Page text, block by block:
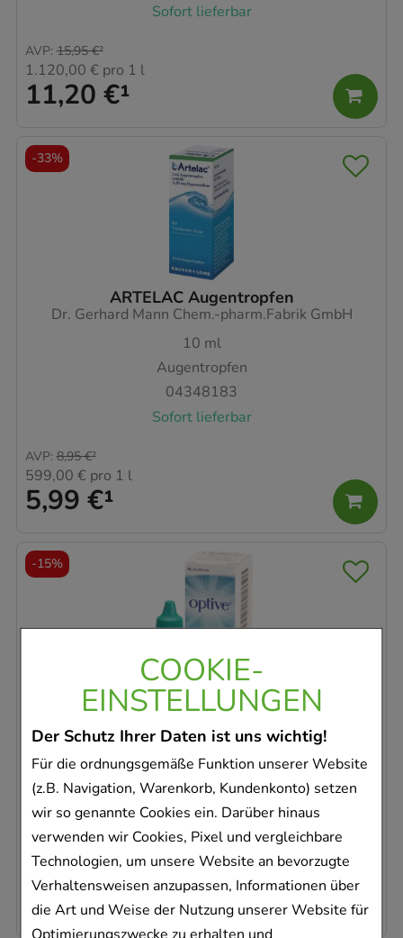
COOKIE-
EINSTELLUNGEN
Der Schutz Ihrer Daten ist uns wichtig!
Für die ordnungsgemäße Funktion unserer Website
(z.B. Navigation, Warenkorb, Kundenkonto) setzen
wir so genannte Cookies ein. Darüber hinaus
verwenden wir Cookies, Pixel und vergleichbare
Technologien, um unsere Website an bevorzugte
Verhaltensweisen anzupassen, Informationen über
die Art und Weise der Nutzung unserer Website für
Sofort lieferbar
11,20 €¹
AVP: 15,95 €²
1.120,00 € pro 1 l
ARTELAC Augentropfen
Dr. Gerhard Mann Chem.-pharm.Fabrik GmbH
10 ml
Augentropfen
04348183
Sofort lieferbar
5,99 €¹
AVP: 8,95 €²
599,00 € pro 1 l
-33%
OPTIVE Augentropfen
10ml
Augentropfen
01909178
Sofort lieferbar
13,79 €¹
AVP:16,25 €²
1.379,00 €pro 1 l
-15%